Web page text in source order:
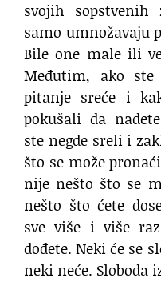
svojih
samo umnožavaju
Bile one male ili
Međutim, ako
pitanje sreće i
pokušali da
ste negde sreli i
što se može
nije nešto što se
nešto što ćete
sve više i više
dođete. Neki će se
neki neće. Sloboda